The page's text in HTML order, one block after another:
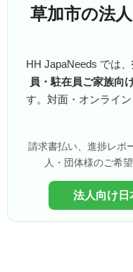
草加市の法
HH JapaNeeds では、
員・駐在員ご家族向
す。対面・オンライ
請求書払い、進捗レポ
人・団体様のご希
法人向け日